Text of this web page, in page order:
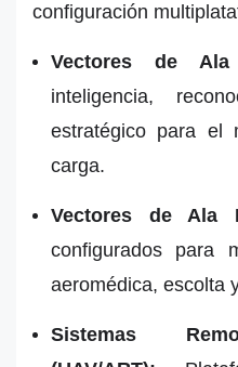
configuración
Vectores de
inteligencia,
estratégico para el
carga.
Vectores de Ala
configurados para
aeromédica, escolta
Sistemas